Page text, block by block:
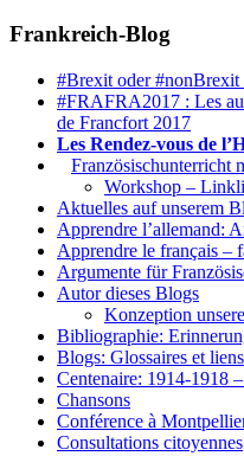
Frankreich-Blog
#Brexit oder #nonBrexit
#FRAFRA2017 : Les
de Francfort 2017
Les Rendez-vous de
Französischunterricht
Workshop –
Aktuelles auf unserem
Apprendre l’allemand:
Apprendre le français –
Argumente für
Autor dieses Blogs
Konzeption
Bibliographie:
Blogs: Glossaires et liens
Centenaire: 1914-1918
Chansons
Conférence à
Consultations citoyennes